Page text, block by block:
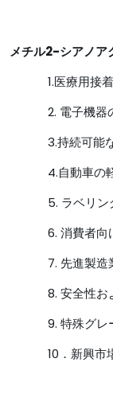
メチル2-シアノア
1.医療用接
2. 電子機器
3.持続可能
4.自動車の
5. ラベリ
6. 消費者向
7. 先進製
8. 安全性お
9. 特殊グレ
10．新興市